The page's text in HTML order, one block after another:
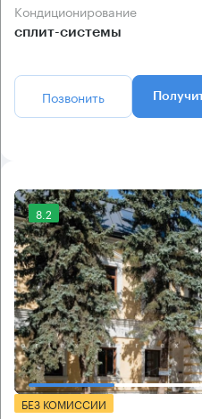
Кондиционирование
сплит-системы
Позвонить
8.2
БЕЗ КОМИССИИ